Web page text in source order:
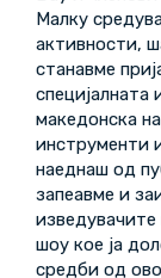
Малку
активности,
станавме
специјалната
македонска
инструменти
наеднаш од
запеавме и
шоу кое ја
средби од